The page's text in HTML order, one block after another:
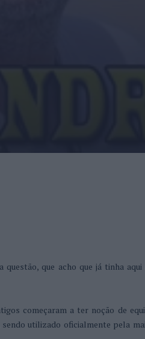
que acho que já tinha
começaram a ter noção de
utilizado oficialmente pela